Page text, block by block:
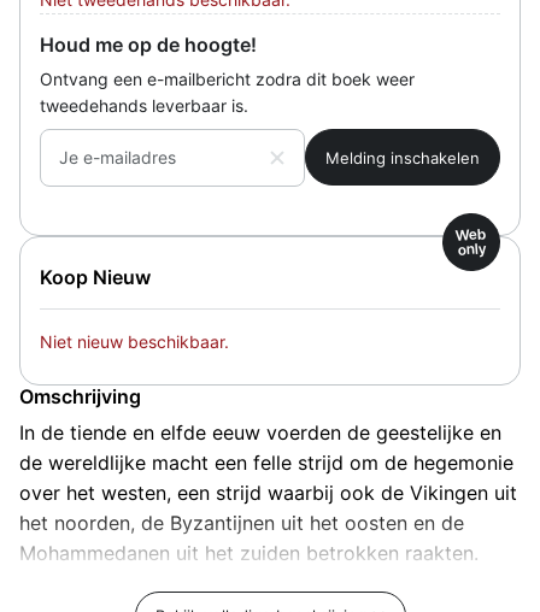
Houd me op de hoogte!
Ontvang een e-mailbericht zodra dit boek weer
tweedehands leverbaar is.
Je e-mailadres
Koop Nieuw
Web
only
Niet nieuw beschikbaar.
Omschrijving
In de tiende en elfde eeuw voerden de geestelijke en
de wereldlijke macht een felle strijd om de hegemonie
over het westen, een strijd waarbij ook de Vikingen uit
het noorden, de Byzantijnen uit het oosten en de
Mohammedanen uit het zuiden betrokken raakten.